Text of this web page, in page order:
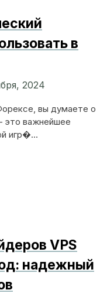
в
2024
вы думаете о
это важнейшее
игр�...
VPS
надежный